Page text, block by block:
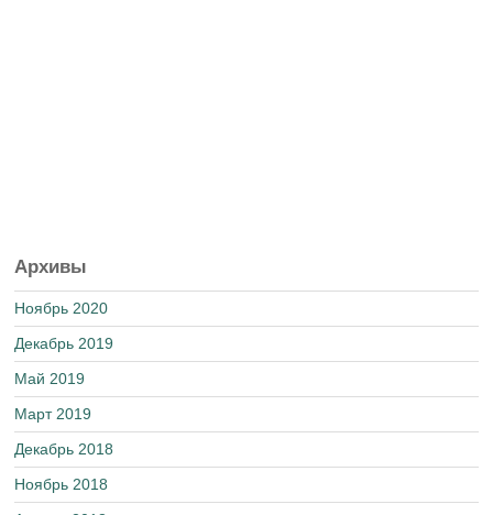
Архивы
Ноябрь 2020
Декабрь 2019
Май 2019
Март 2019
Декабрь 2018
Ноябрь 2018